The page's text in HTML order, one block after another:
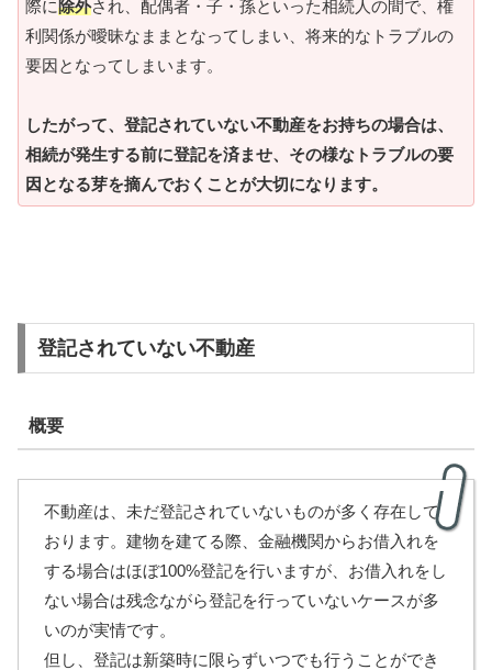
際に除外され、配偶者・子・孫といった相続人の間で、権
利関係が曖昧なままとなってしまい、将来的なトラブルの
要因となってしまいます。
したがって、登記されていない不動産をお持ちの場合は、
相続が発生する前に登記を済ませ、その様なトラブルの要
因となる芽を摘んでおくことが大切になります。
登記されていない不動産
概要
不動産は、未だ登記されていないものが多く存在して
おります。建物を建てる際、金融機関からお借入れを
する場合はほぼ100%登記を行いますが、お借入れをし
ない場合は残念ながら登記を行っていないケースが多
いのが実情です。
但し、登記は新築時に限らずいつでも行うことができ